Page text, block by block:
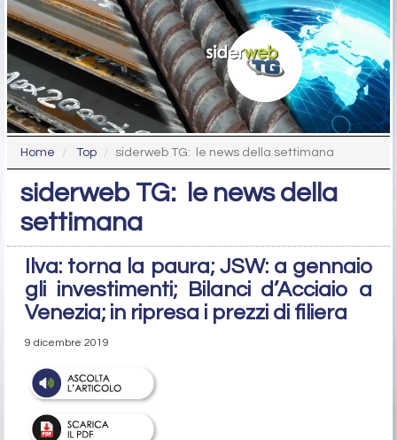
Home Top siderweb TG: le news della settimana
siderweb TG: le news della
settimana
Ilva: torna la paura; JSW: a gennaio
gli investimenti; Bilanci d’Acciaio a
Venezia; in ripresa i prezzi di filiera
9 dicembre 2019